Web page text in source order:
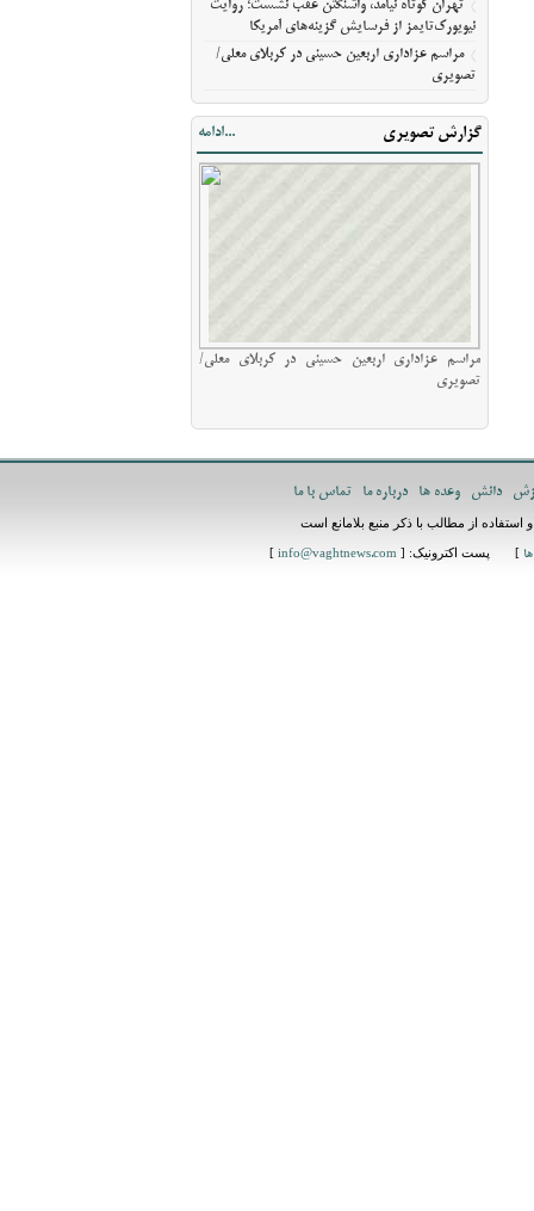
تهران کوتاه نیامد، واشنگتن عقب نشست؛ روایت
نیویورک‌تایمز از فرسایش گزینه‌های آمریکا
مراسم عزاداری اربعین حسینی در کربلای معلی/
تصویری
گزارش تصویری ...ادامه
مراسم عزاداری اربعین حسینی در کربلای معلی/
تصویری
دانش وعده ها درباره ما تماس با ما
از مطالب با ذکر منبع بلامانع است
] پست اکترونیک: [ info@vaghtnews.com
]